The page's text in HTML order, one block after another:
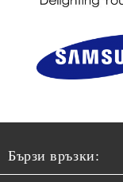
Бързи връзки: